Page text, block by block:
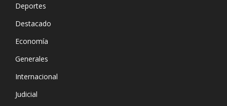
Deportes
Destacado
Economía
Generales
Internacional
Judicial